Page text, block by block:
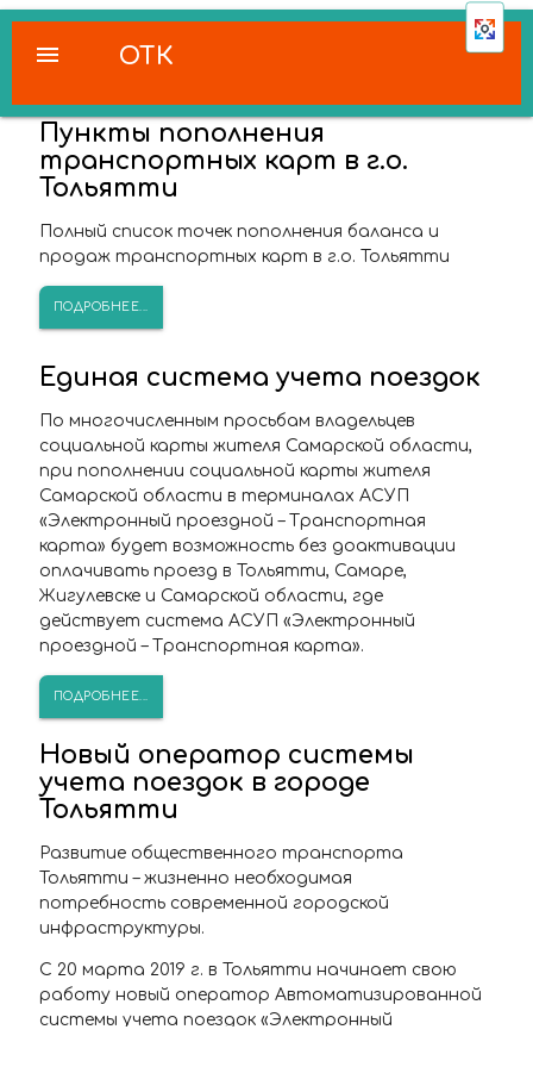
ОТК
menu
Пункты пополнения
транспортных карт в г.о.
Тольятти
Полный список точек пополнения баланса и
продаж транспортных карт в г.о. Тольятти
ПОДРОБНЕЕ...
Единая система учета поездок
По многочисленным просьбам владельцев
социальной карты жителя Самарской области,
при пополнении социальной карты жителя
Самарской области в терминалах АСУП
«Электронный проездной – Транспортная
карта» будет возможность без доактивации
оплачивать проезд в Тольятти, Самаре,
Жигулевске и Самарской области, где
действует система АСУП «Электронный
проездной – Транспортная карта».
ПОДРОБНЕЕ...
Новый оператор системы
учета поездок в городе
Тольятти
Развитие общественного транспорта
Тольятти – жизненно необходимая
потребность современной городской
инфраструктуры.
С 20 марта 2019 г. в Тольятти начинает свою
работу новый оператор Автоматизированной
системы учета поездок «Электронный